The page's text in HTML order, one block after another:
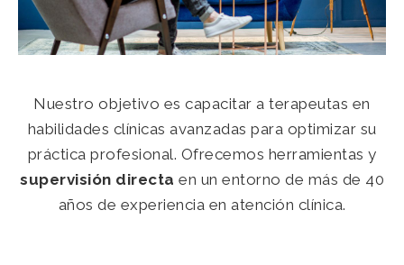
Nuestro objetivo es capacitar a terapeutas en
habilidades clínicas avanzadas para optimizar su
práctica profesional. Ofrecemos herramientas y
supervisión directa en un entorno de más de 40
años de experiencia en atención clínica.